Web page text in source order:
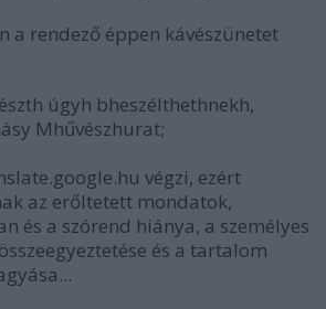
a rendező éppen kávészünetet
úgyh bheszélthethnekh,
Mhűvészhurat;
végzi, ezért
az erőltetett mondatok,
és a szórend hiánya, a személyes
és a tartalom